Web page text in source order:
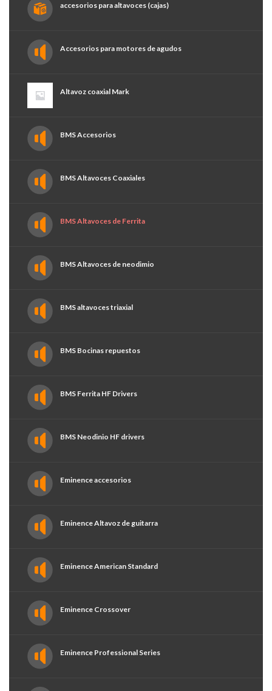
accesorios para altavoces (cajas)
Accesorios para motores de agudos
Altavoz coaxial Mark
BMS Accesorios
BMS Altavoces Coaxiales
BMS Altavoces de Ferrita
BMS Altavoces de neodimio
BMS altavoces triaxial
BMS Bocinas repuestos
BMS Ferrita HF Drivers
BMS Neodinio HF drivers
Eminence accesorios
Eminence Altavoz de guitarra
Eminence American Standard
Eminence Crossover
Eminence Professional Series